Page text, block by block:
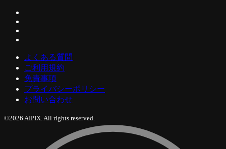
よくある質問
ご利用規約
免責事項
プライバシーポリシー
お問い合わせ
©2026 AIPIX. All rights reserved.